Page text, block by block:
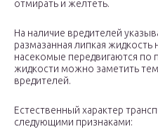
отмирать и желтеть.
На наличие вредителей
размазанная липкая жидкость
насекомые передвигаются по
жидкости можно заметить
вредителей.
Естественный характер
следующими признаками: